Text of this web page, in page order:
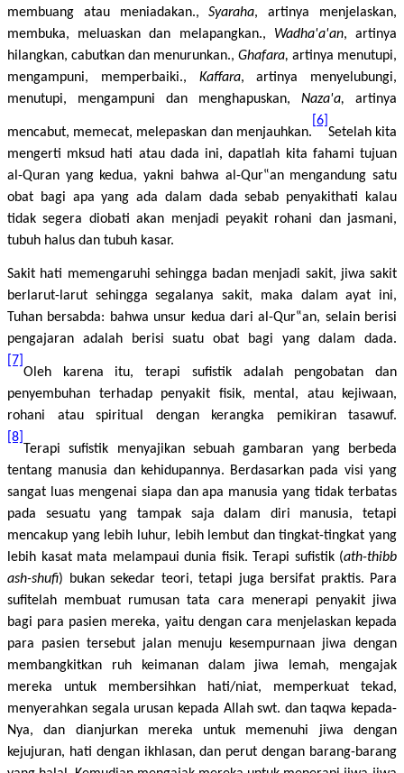
membuang atau meniadakan.,Syaraha, artinya menjelaskan,
membuka, meluaskan dan melapangkan., Wadha'a'an, artinya
hilangkan, cabutkan dan menurunkan., Ghafara, artinya menutupi,
mengampuni, memperbaiki., Kaffara, artinya menyelubungi,
menutupi, mengampuni dan menghapuskan, Naza'a, artinya
mencabut, memecat, melepaskan dan menjauhkan.
[6]
Setelah kita
mengerti mksud hati atau dada ini, dapatlah kita fahami tujuan
al-Quran yang kedua, yakni bahwa al-Qur‟an mengandung satu
obat bagi apa yang ada dalam dada sebab penyakithati kalau
tidak segera diobati akan menjadi peyakit rohani dan jasmani,
tubuh halus dan tubuh kasar.
Sakit hati memengaruhi sehingga badan menjadi sakit, jiwa sakit
berlarut-larut sehingga segalanya sakit, maka dalam ayat ini,
Tuhan bersabda: bahwa unsur kedua dari al-Qur‟an, selain berisi
pengajaran adalah berisi suatu obat bagi yang dalam dada.
[7]
Oleh karena itu, terapi sufistik adalah pengobatan dan
penyembuhan terhadap penyakit fisik, mental, atau kejiwaan,
rohani atau spiritual dengan kerangka pemikiran tasawuf.
[8]
Terapi sufistik menyajikan sebuah gambaran yang berbeda
tentang manusia dan kehidupannya. Berdasarkan pada visi yang
sangat luas mengenai siapa dan apa manusia yang tidak terbatas
pada sesuatu yang tampak saja dalam diri manusia, tetapi
mencakup yang lebih luhur, lebih lembut dan tingkat-tingkat yang
lebih kasat mata melampaui dunia fisik. Terapi sufistik (ath-thibb
ash-shufi) bukan sekedar teori, tetapi juga bersifat praktis. Para
sufitelah membuat rumusan tata cara menerapi penyakit jiwa
bagi para pasien mereka, yaitu dengan cara menjelaskan kepada
para pasien tersebut jalan menuju kesempurnaan jiwa dengan
membangkitkan ruh keimanan dalam jiwa lemah, mengajak
mereka untuk membersihkan hati/niat, memperkuat tekad,
menyerahkan segala urusan kepada Allah swt. dan taqwa kepada-
Nya, dan dianjurkan mereka untuk memenuhi jiwa dengan
kejujuran, hati dengan ikhlasan, dan perut dengan barang-barang